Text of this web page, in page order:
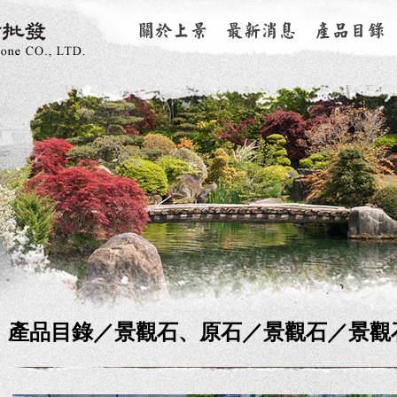
產品目錄／景觀石、原石／景觀石／景觀